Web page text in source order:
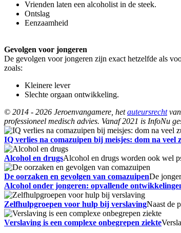
Vrienden laten een alcoholist in de steek.
Ontslag
Eenzaamheid
Gevolgen voor jongeren
De gevolgen voor jongeren zijn exact hetzelfde als
zoals:
Kleinere lever
Slechte orgaan ontwikkeling.
© 2014 - 2026 Jeroenvangamere, hetauteursrechtvan
professioneel medisch advies. Vanaf 2021 is InfoNu
IQ verlies na comazuipen bij meisjes: dom na veel
Alcohol en drugsAlcohol en drugs worden ook wel
De oorzaken en gevolgen van comazuipenDe
Alcohol onder jongeren: opvallende
Zelfhulpgroepen voor hulp bij verslavingNaast de
Verslaving is een complexe onbegrepen ziekte